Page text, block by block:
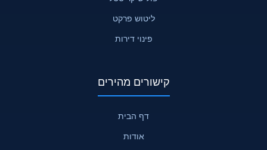
ליטוש פרקט
פינוי דירות
קישורים מהירים
דף הבית
אודות